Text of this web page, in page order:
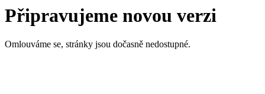
Připravujeme novou verzi
Omlouváme se, stránky jsou dočasně nedostupné.